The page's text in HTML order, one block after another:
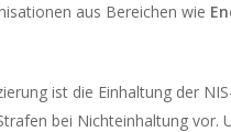
aus Bereichen wie
ist die Einhaltung der
bei Nichteinhaltung